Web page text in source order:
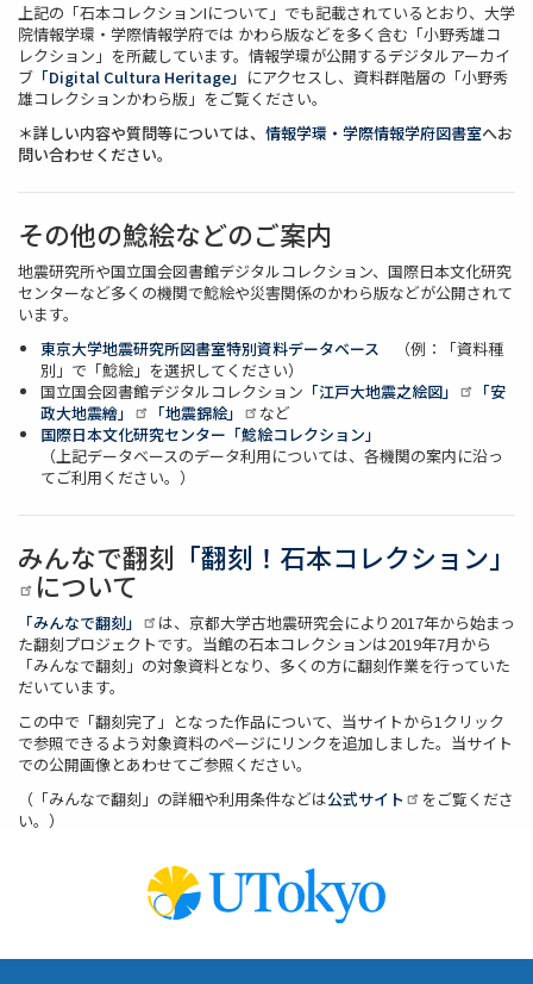
上記の「石本コレクションIについて」でも記載されているとおり、大学
院情報学環・学際情報学府では かわら版などを多く含む「小野秀雄コ
レクション」を所蔵しています。情報学環が公開するデジタルアーカイ
ブ「Digital Cultura Heritage」 にアクセスし、資料群階層の「小野秀
雄コレクションかわら版」をご覧ください。
＊詳しい内容や質問等については、 情報学環・学際情報学府図書室へお
問い合わせください。
その他の鯰絵などのご案内
地震研究所や国立国会図書館デジタルコレクション、国際日本文化研究
センターなど多くの機関で鯰絵や災害関係のかわら版などが公開されて
います。
東京大学地震研究所図書室特別資料データベース （例：「資料種
別」で「鯰絵」を選択してください）
国立国会図書館デジタルコレクション 「江戸大地震之絵図」
「安
政大地震繪」
「地震錦絵」
など
国際日本文化研究センター「鯰絵コレクション」
（上記データベースのデータ利用については、各機関の案内に沿っ
てご利用ください。）
みんなで翻刻 「翻刻！石本コレクション」
について
「みんなで翻刻」
は、京都大学古地震研究会により2017年から始まっ
た翻刻プロジェクトです。当館の石本コレクションは2019年7月から
「みんなで翻刻」の対象資料となり、多くの方に翻刻作業を行っていた
だいています。
この中で「翻刻完了」となった作品について、当サイトから1クリック
で参照できるよう対象資料のページにリンクを追加しました。当サイト
での公開画像とあわせてご参照ください。
（「みんなで翻刻」の詳細や利用条件などは公式サイト
をご覧くださ
い。）